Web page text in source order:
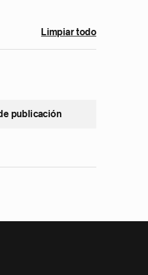
Limpiar todo
publicación